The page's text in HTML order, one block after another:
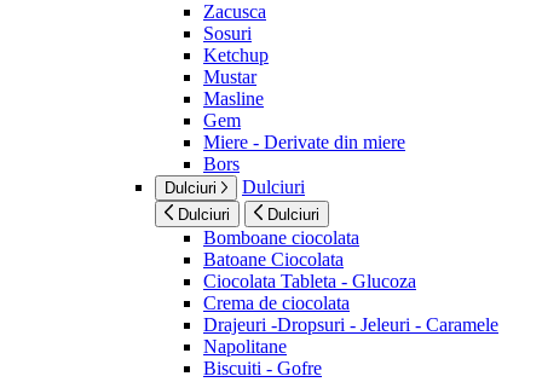
Zacusca
Sosuri
Ketchup
Mustar
Masline
Gem
Miere - Derivate din miere
Bors
Dulciuri Dulciuri
Dulciuri Dulciuri
Bomboane ciocolata
Batoane Ciocolata
Ciocolata Tableta - Glucoza
Crema de ciocolata
Drajeuri -Dropsuri - Jeleuri - Caramele
Napolitane
Biscuiti - Gofre